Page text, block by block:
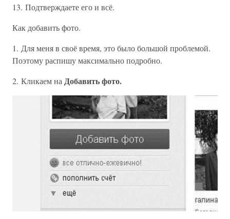
13. Подтверждаете его и всё.
Как добавить фото.
1. Для меня в своё время, это было большой проблемой.
Поэтому распишу максимально подробно.
2. Кликаем наДобавить фото.